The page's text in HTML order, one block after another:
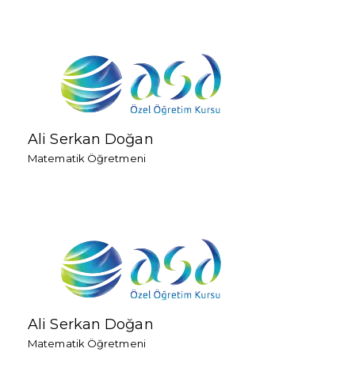
Ali Serkan Doğan
Matematik Öğretmeni
Ali Serkan Doğan
Matematik Öğretmeni